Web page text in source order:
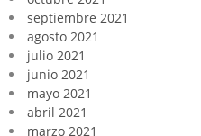
septiembre 2021
agosto 2021
julio 2021
junio 2021
mayo 2021
abril 2021
marzo 2021